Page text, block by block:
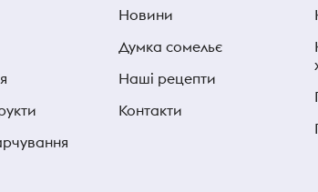
Новини
Думка сомельє
Наші рецепти
Контакти